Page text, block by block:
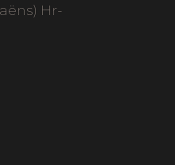
Hr-